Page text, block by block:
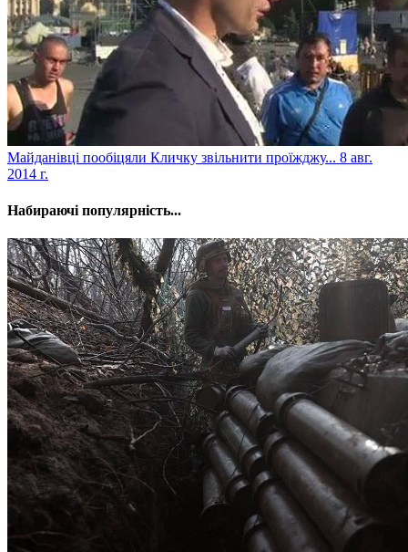
Майданівці пообіцяли Кличку звільнити проїжджу... 8 авг.
2014 г.
Набираючі популярність...